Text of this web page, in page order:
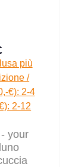
di vendita:
Prezzo
più
/
€): 2-4
2-12
your